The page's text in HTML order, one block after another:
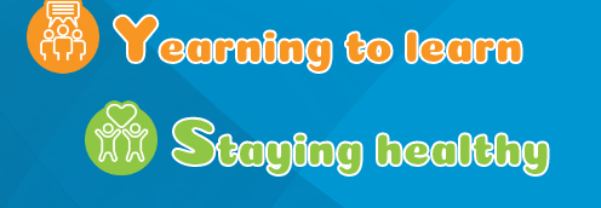
Yearning to learn
Staying healthy